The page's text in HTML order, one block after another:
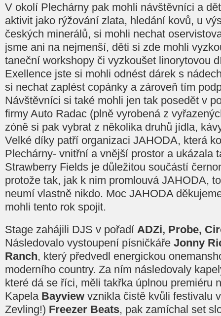
V okolí Plechárny pak mohli návštěvníci a
aktivit jako rýžování zlata, hledání kovů, u
českých minerálů, si mohli nechat
jsme ani na nejmenší, děti si zde mohli
taneční workshopy či vyzkoušet linorytovou
Exellence jste si mohli odnést dárek s
si nechat zaplést copánky a zároveň tím
Návštěvníci si také mohli jen tak posedět v
firmy Auto Radac (plně vyrobená z
zóně si pak vybrat z několika druhů jídla,
Velké díky patří organizaci JAHODA, která
Plechárny- vnitřní a vnější prostor a ukázala
Strawberry Fields je důležitou součástí
protože tak, jak k nim promlouvá JAHODA,
neumí vlastně nikdo. Moc JAHODA
mohli tento rok spojit.
Stage zahájili DJS v pořadí ADZi, Probe,
Následovalo vystoupení písničkáře Jonny
Ranch, který předvedl energickou
moderního country. Za ním následovaly
které dá se říci, měli takřka úplnou premiéru
Kapela Bayview vznikla čistě kvůli festivalu
Zevling!) Freezer Beats, pak zamíchal set